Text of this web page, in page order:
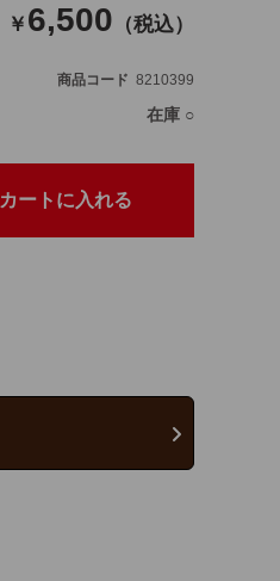
￥ 6,500 （税込）
商品コード 8210399
在庫 ○
カートに入れる